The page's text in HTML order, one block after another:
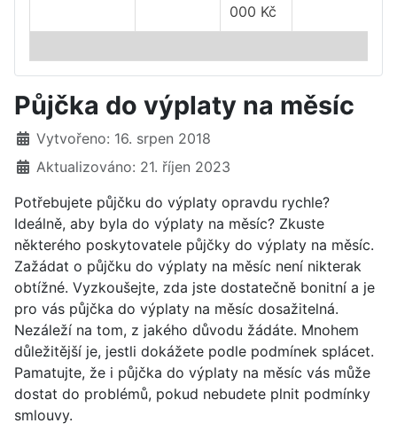
000 Kč
Půjčka do výplaty na měsíc
Základní údaje
Vytvořeno: 16. srpen 2018
Aktualizováno: 21. říjen 2023
Potřebujete půjčku do výplaty opravdu rychle?
Ideálně, aby byla do výplaty na měsíc? Zkuste
některého poskytovatele půjčky do výplaty na měsíc.
Zažádat o půjčku do výplaty na měsíc není nikterak
obtížné. Vyzkoušejte, zda jste dostatečně bonitní a je
pro vás půjčka do výplaty na měsíc dosažitelná.
Nezáleží na tom, z jakého důvodu žádáte. Mnohem
důležitější je, jestli dokážete podle podmínek splácet.
Pamatujte, že i půjčka do výplaty na měsíc vás může
dostat do problémů, pokud nebudete plnit podmínky
smlouvy.